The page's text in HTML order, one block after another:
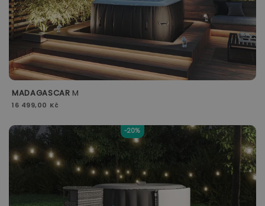
MADAGASCAR M
16 499,00 Kč
-20%